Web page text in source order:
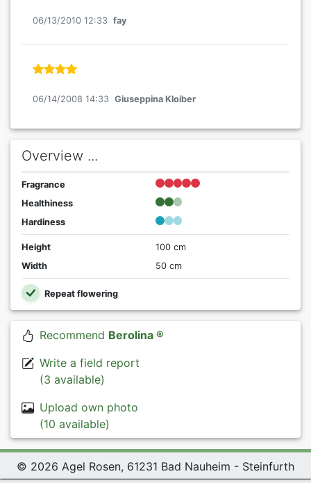
06/13/2010 12:33 fay
06/14/2008 14:33 Giuseppina Kloiber
Overview ...
Fragrance
Healthiness
Hardiness
Height
100 cm
Width
50 cm
Repeat flowering
Recommend Berolina ®
Write a field report
(3 available)
Upload own photo
(10 available)
© 2026 Agel Rosen, 61231 Bad Nauheim - Steinfurth